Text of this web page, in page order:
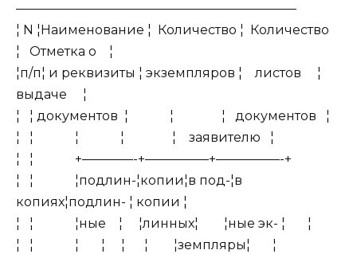
——————————————————————
¦ N ¦Наименование ¦ Количество ¦ Количество
¦ Отметка о ¦
¦п/п¦ и реквизиты ¦ экземпляров ¦ листов ¦
выдаче ¦
¦ ¦ документов ¦ ¦ ¦ документов ¦
¦ ¦ ¦ ¦ ¦ заявителю ¦
¦ ¦ +————-+—————+—————-+
¦ ¦ ¦подлин-¦копии¦в под-¦в
копиях¦подлин- ¦ копии ¦
¦ ¦ ¦ные ¦ ¦линных¦ ¦ные эк- ¦ ¦
¦ ¦ ¦ ¦ ¦ ¦ ¦земпляры¦ ¦